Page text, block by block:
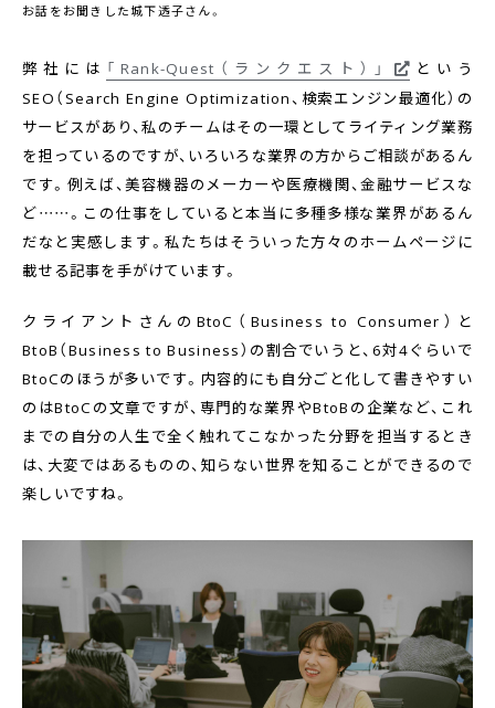
お話をお聞きした城下透子さん。
弊社には 「Rank-Quest（ランクエスト）」
という
SEO（Search Engine Optimization、検索エンジン最適化）の
サービスがあり、私のチームはその一環としてライティング業務
を担っているのですが、いろいろな業界の方からご相談があるん
です。例えば、美容機器のメーカーや医療機関、金融サービスな
ど……。この仕事をしていると本当に多種多様な業界があるん
だなと実感します。私たちはそういった方々のホームページに
載せる記事を手がけています。
クライアントさんのBtoC（Business to Consumer）と
BtoB（Business to Business）の割合でいうと、6対4ぐらいで
BtoCのほうが多いです。内容的にも自分ごと化して書きやすい
のはBtoCの文章ですが、専門的な業界やBtoBの企業など、これ
までの自分の人生で全く触れてこなかった分野を担当するとき
は、大変ではあるものの、知らない世界を知ることができるので
楽しいですね。